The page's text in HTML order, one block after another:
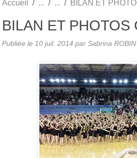
Accueil BILAN ET
BILAN ET PHOTOS
Publiée le 10 juil. 2014 par Sabrina ROBIN